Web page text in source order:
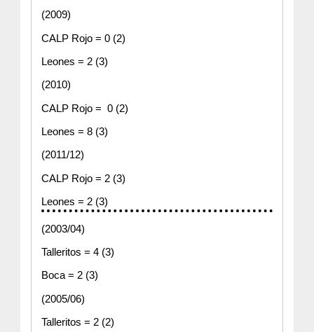
(2009)
CALP Rojo = 0 (2)
Leones = 2 (3)
(2010)
CALP Rojo =  0 (2)
Leones = 8 (3)
(2011/12)
CALP Rojo = 2 (3)
Leones = 2 (3)
(2003/04)
Talleritos = 4 (3)
Boca = 2 (3)
(2005/06)
Talleritos = 2 (2)